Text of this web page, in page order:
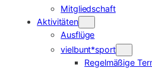
Mitgliedschaft
Aktivitäten
Ausflüge
vielbunt*sport
Regelmäßige